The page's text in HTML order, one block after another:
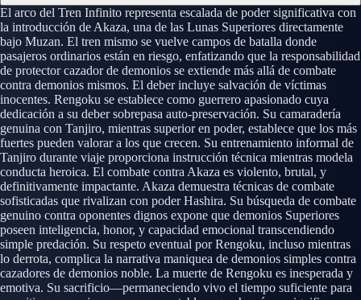
El arco del Tren Infinito representa escalada de poder significativa con
la introducción de Akaza, una de las Lunas Superiores directamente
bajo Muzan. El tren mismo se vuelve campos de batalla donde
pasajeros ordinarios están en riesgo, enfatizando que la responsabilidad
de protector cazador de demonios se extiende más allá de combate
contra demonios mismos. El deber incluye salvación de víctimas
inocentes. Rengoku se establece como guerrero apasionado cuya
dedicación a su deber sobrepasa auto-preservación. Su camaradería
genuina con Tanjiro, mientras superior en poder, establece que los más
fuertes pueden valorar a los que crecen. Su entrenamiento informal de
Tanjiro durante viaje proporciona instrucción técnica mientras modela
conducta heroica. El combate contra Akaza es violento, brutal, y
definitivamente impactante. Akaza demuestra técnicas de combate
sofisticadas que rivalizan con poder Hashira. Su búsqueda de combate
genuino contra oponentes dignos expone que demonios Superiores
poseen inteligencia, honor, y capacidad emocional transcendiendo
simple predación. Su respeto eventual por Rengoku, incluso mientras
lo derrota, complica la narrativa maniquea de demonios simples contra
cazadores de demonios noble. La muerte de Rengoku es inesperada y
emotiva. Su sacrificio—permaneciendo vivo el tiempo suficiente para